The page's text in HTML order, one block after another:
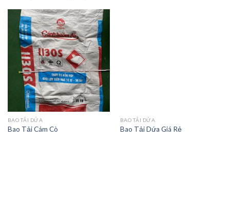
BAO TẢI DỨA
Bao Tải Cám Cò
BAO TẢI DỨA
Bao Tải Dứa Giá Rẻ